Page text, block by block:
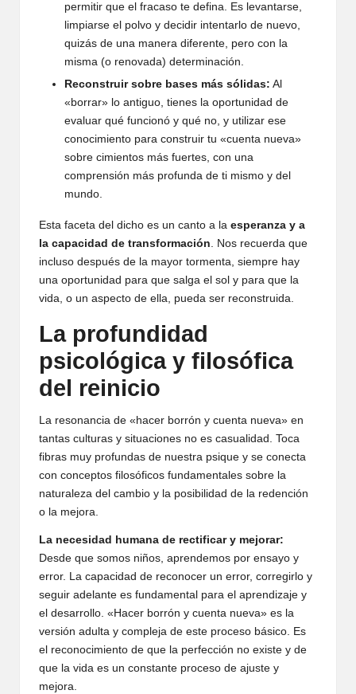
permitir que el fracaso te defina. Es levantarse,
limpiarse el polvo y decidir intentarlo de nuevo,
quizás de una manera diferente, pero con la
misma (o renovada) determinación.
Reconstruir sobre bases más sólidas: Al
«borrar» lo antiguo, tienes la oportunidad de
evaluar qué funcionó y qué no, y utilizar ese
conocimiento para construir tu «cuenta nueva»
sobre cimientos más fuertes, con una
comprensión más profunda de ti mismo y del
mundo.
Esta faceta del dicho es un canto a la esperanza y a
la capacidad de transformación. Nos recuerda que
incluso después de la mayor tormenta, siempre hay
una oportunidad para que salga el sol y para que la
vida, o un aspecto de ella, pueda ser reconstruida.
La profundidad
psicológica y filosófica
del reinicio
La resonancia de «hacer borrón y cuenta nueva» en
tantas culturas y situaciones no es casualidad. Toca
fibras muy profundas de nuestra psique y se conecta
con conceptos filosóficos fundamentales sobre la
naturaleza del cambio y la posibilidad de la redención
o la mejora.
La necesidad humana de rectificar y mejorar:
Desde que somos niños, aprendemos por ensayo y
error. La capacidad de reconocer un error, corregirlo y
seguir adelante es fundamental para el aprendizaje y
el desarrollo. «Hacer borrón y cuenta nueva» es la
versión adulta y compleja de este proceso básico. Es
el reconocimiento de que la perfección no existe y de
que la vida es un constante proceso de ajuste y
mejora.